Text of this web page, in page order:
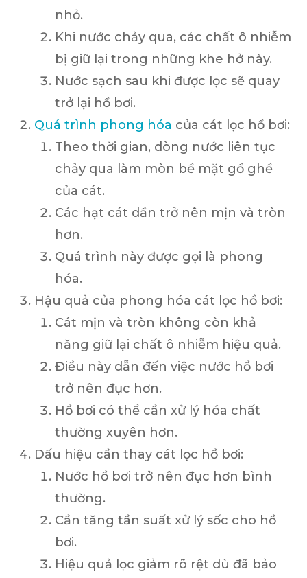
nhỏ.
Khi nước chảy qua, các chất ô nhiễm
bị giữ lại trong những khe hở này.
Nước sạch sau khi được lọc sẽ quay
trở lại hồ bơi.
Quá trình phong hóa của cát lọc hồ bơi:
Theo thời gian, dòng nước liên tục
chảy qua làm mòn bề mặt gồ ghề
của cát.
Các hạt cát dần trở nên mịn và tròn
hơn.
Quá trình này được gọi là phong
hóa.
Hậu quả của phong hóa cát lọc hồ bơi:
Cát mịn và tròn không còn khả
năng giữ lại chất ô nhiễm hiệu quả.
Điều này dẫn đến việc nước hồ bơi
trở nên đục hơn.
Hồ bơi có thể cần xử lý hóa chất
thường xuyên hơn.
Dấu hiệu cần thay cát lọc hồ bơi:
Nước hồ bơi trở nên đục hơn bình
thường.
Cần tăng tần suất xử lý sốc cho hồ
bơi.
Hiệu quả lọc giảm rõ rệt dù đã bảo